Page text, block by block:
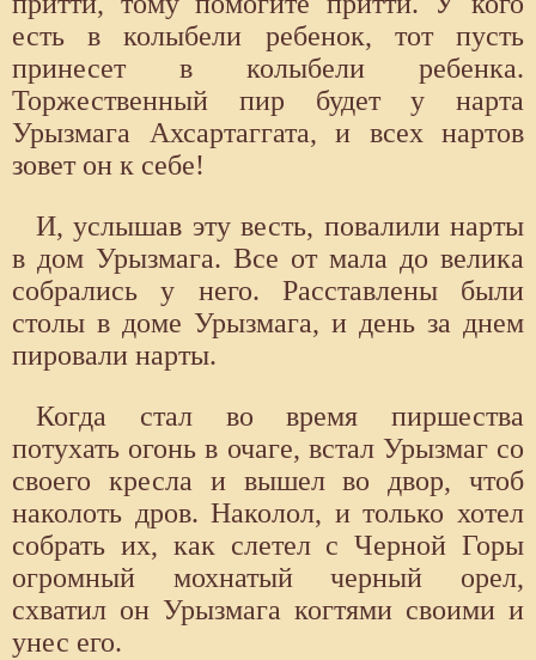
есть в колыбели ребенок, тот пусть
принесет в колыбели ребенка.
Торжественный пир будет у нарта
Урызмага Ахсартаггата, и всех нартов
зовет он к себе!
И, услышав эту весть, повалили нарты
в дом Урызмага. Все от мала до велика
собрались у него. Расставлены были
столы в доме Урызмага, и день за днем
пировали нарты.
Когда стал во время пиршества
потухать огонь в очаге, встал Урызмаг со
своего кресла и вышел во двор, чтоб
наколоть дров. Наколол, и только хотел
собрать их, как слетел с Черной Горы
огромный мохнатый черный орел,
схватил он Урызмага когтями своими и
унес его.